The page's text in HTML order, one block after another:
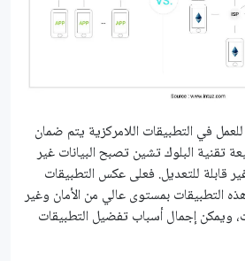
للعمل في التطبيقات اللامركزية يتم ضمان
تقنية البلوك تشين تصبح البيانات غير
قابلة للتعديل. فعلى عكس التطبيقات
التطبيقات بمستوى عالي من الأمان وغير
ويمكن إجمال أسباب تفضيل التطبيقات